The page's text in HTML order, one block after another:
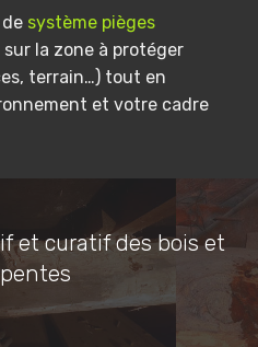
système pièges
sur la zone à protéger
terrain…) tout en
et votre cadre
et curatif des bois et